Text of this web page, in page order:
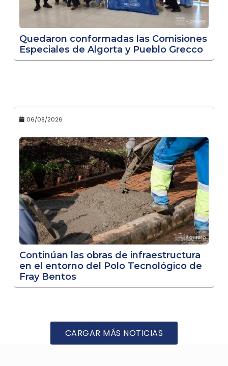
Quedaron conformadas las Comisiones
Especiales de Algorta y Pueblo Grecco
06/08/2026
Continúan las obras de infraestructura
en el entorno del Polo Tecnológico de
Fray Bentos
CARGAR MÁS NOTICIAS